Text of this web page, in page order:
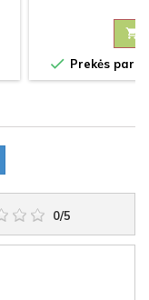

 Prekės
0/5